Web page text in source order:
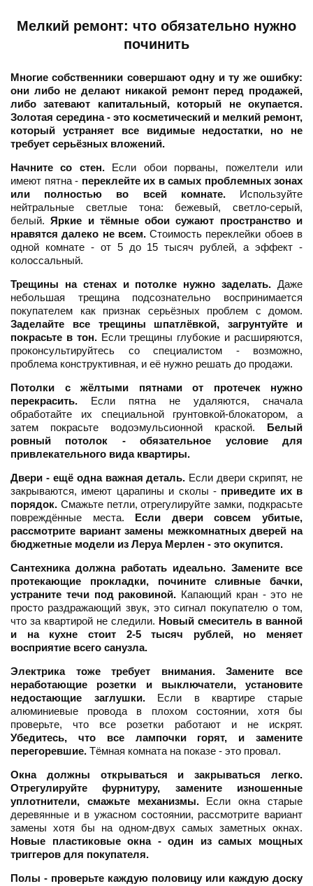
Мелкий ремонт: что обязательно нужно
починить
Многие собственники совершают одну и ту же ошибку:
они либо не делают никакой ремонт перед продажей,
либо затевают капитальный, который не окупается.
Золотая середина - это косметический и мелкий ремонт,
который устраняет все видимые недостатки, но не
требует серьёзных вложений.
Начните со стен.Если обои порваны, пожелтели или
имеют пятна - переклейте их в самых проблемных зонах
или полностью во всей комнате.Используйте
нейтральные светлые тона: бежевый, светло-серый,
белый.Яркие и тёмные обои сужают пространство и
нравятся далеко не всем.Стоимость переклейки обоев в
одной комнате - от 5 до 15 тысяч рублей, а эффект -
колоссальный.
Трещины на стенах и потолке нужно заделать. Даже
небольшая трещина подсознательно воспринимается
покупателем как признак серьёзных проблем с домом.
Заделайте все трещины шпатлёвкой, загрунтуйте и
покрасьте в тон.Если трещины глубокие и расширяются,
проконсультируйтесь со специалистом - возможно,
проблема конструктивная, и её нужно решать до продажи.
Потолки с жёлтыми пятнами от протечек нужно
перекрасить. Если пятна не удаляются, сначала
обработайте их специальной грунтовкой-блокатором, а
затем покрасьте водоэмульсионной краской. Белый
ровный потолок - обязательное условие для
привлекательного вида квартиры.
Двери - ещё одна важная деталь. Если двери скрипят, не
закрываются, имеют царапины и сколы - приведите их в
порядок. Смажьте петли, отрегулируйте замки, подкрасьте
повреждённые места. Если двери совсем убитые,
рассмотрите вариант замены межкомнатных дверей на
бюджетные модели из Леруа Мерлен - это окупится.
Сантехника должна работать идеально. Замените все
протекающие прокладки, почините сливные бачки,
устраните течи под раковиной. Капающий кран - это не
просто раздражающий звук, это сигнал покупателю о том,
что за квартирой не следили. Новый смеситель в ванной
и на кухне стоит 2-5 тысяч рублей, но меняет
восприятие всего санузла.
Электрика тоже требует внимания.
Замените все
неработающие розетки и выключатели, установите
недостающие заглушки.Если в квартире старые
алюминиевые провода в плохом состоянии, хотя бы
проверьте, что все розетки работают и не искрят.
Убедитесь, что все лампочки горят, и замените
перегоревшие. Тёмная комната на показе - это провал.
Окна должны открываться и закрываться легко.
Отрегулируйте фурнитуру, замените изношенные
уплотнители, смажьте механизмы.Если окна старые
деревянные и в ужасном состоянии, рассмотрите вариант
замены хотя бы на одном-двух самых заметных окнах.
Новые пластиковые окна - один из самых мощных
триггеров для покупателя.
Полы - проверьте каждую половицу или каждую доску